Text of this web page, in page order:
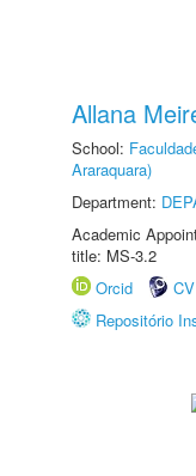
Allana
School:
Araraquara)
Department:
Academic
title: MS-3.2
Orcid
Repositório